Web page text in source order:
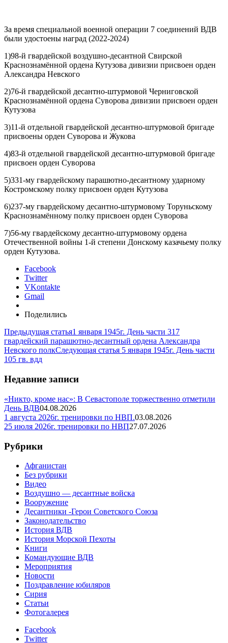
За время специальной военной операции 7 соединений ВДВ
были удостоены наград (2022-2024)
1)98-й гвардейской воздушно-десантной Свирской
Краснознамённой ордена Кутузова дивизии присвоен орден
Александра Невского
2)76-й гвардейской десантно-штурмовой Черниговской
Краснознамённой ордена Суворова дивизии присвоен орден
Кутузова
3)11-й отдельной гвардейской десантно-штурмовой бригаде
присвоены орден Суворова и Жукова
4)83-й отдельной гвардейской десантно-штурмовой бригаде
присвоен орден Суворова
5)331-му гвардейскому парашютно-десантному ударному
Костромскому полку присвоен орден Кутузова
6)237-му гвардейскому десантно-штурмовому Торуньскому
Краснознамённому полку присвоен орден Суворова
7)56-му гвардейскому десантно-штурмовому ордена
Отечественной войны 1-й степени Донскому казачьему полку
орден Кутузова.
Facebook
Twitter
VKontakte
Gmail
Поделились
Предыдущая статья1 января 1945г. День части 317
гвардейский парашютно-десантный ордена Александра
Невского полкСледующая статья 5 января 1945г. День части
105 гв. вдд
Недавние записи
«Никто, кроме нас»: В Севастополе торжественно отметили
День ВДВ04.08.2026
1 августа 2026г. тренировки по НВП.03.08.2026
25 июля 2026г. тренировки по НВП27.07.2026
Рубрики
Афганистан
Без рубрики
Видео
Воздушно — десантные войска
Вооружение
Десантники -Герои Советского Союза
Законодательство
История ВДВ
История Морской Пехоты
Книги
Командующие ВДВ
Мероприятия
Новости
Поздравление юбиляров
Сирия
Статьи
Фотогалерея
Facebook
Twitter